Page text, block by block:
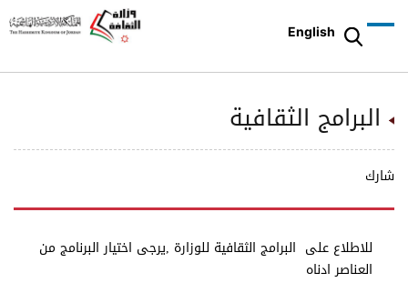
English
البرامج الثقافية
شارك
للاطلاع على البرامج الثقافية للوزارة ,يرجى اختيار البرنامج من
العناصر ادناه